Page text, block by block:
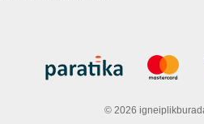
© 2026